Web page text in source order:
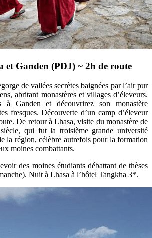
et Ganden (PDJ) ~ 2h de route
de vallées secrètes baignées par l’air pur
abritant monastères et villages d’éleveurs.
à Ganden et découvrirez son monastère
fresques. Découverte d’un camp d’éleveur
De retour à Lhasa, visite du monastère de
qui fut la troisième grande université
la région, célèbre autrefois pour la formation
moines combattants.
des moines étudiants débattant de thèses
Nuit à Lhasa à l’hôtel Tangkha 3*.